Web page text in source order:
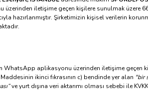
üzerinden iletişime geçen kişilere sunulmak üzere
hazırlanmıştır. Şirketimizin kişisel verilerin
WhatsApp aplikasyonu üzerinden iletişime geçen
ikinci fıkrasının c) bendinde yer alan "bir
ve yurt dışına veri aktarımı olması sebebi ile